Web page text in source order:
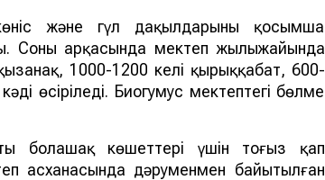
және гүл дақылдарының қосымша
Соның арқасында мектеп жылыжайында
1000-1200 келі қырыққабат, 600-
өсіріледі. Биогумус мектептегі бөлме
болашақ көшеттері үшін тоғыз қап
асханасында дәруменмен байытылған